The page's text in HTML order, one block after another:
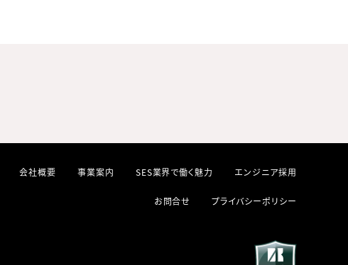
会社概要 事業案内 SES業界で働く魅力 エンジニア採用
お問合せ プライバシーポリシー